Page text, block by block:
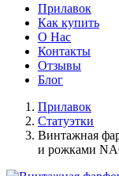
Прилавок
Как купить
О Нас
Контакты
Отзывы
Блог
Прилавок
Статуэтки
Винтажная
и рожками